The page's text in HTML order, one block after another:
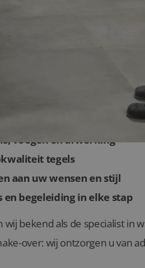
badkamertegels van
voegen en afwerking
tegels
aan uw wensen en stijl
en begeleiding in elke stap
wij bekend als de specialist in
over: wij ontzorgen u van